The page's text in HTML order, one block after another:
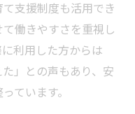
支援制度も活用でき
働きやすさを重視し
利用した方からは
」との声もあり、安
ています。